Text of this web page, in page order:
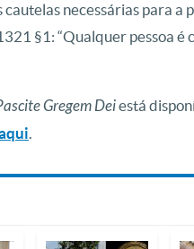
necessárias para a
§1: “Qualquer pessoa é
Gregem Deiestá
.